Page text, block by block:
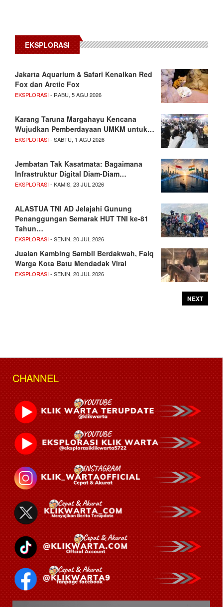
EKSPLORASI
Jakarta Aquarium & Safari Kenalkan Red
Fox dan Arctic Fox
EKSPLORASI- RABU, 5 AGU 2026
Karang Taruna Margahayu Kencana
Wujudkan Pemberdayaan UMKM untuk…
EKSPLORASI- SABTU, 1 AGU 2026
Jembatan Tak Kasatmata: Bagaimana
Infrastruktur Digital Diam-Diam…
EKSPLORASI- KAMIS, 23 JUL 2026
ALASTUA TNI AD Jelajahi Gunung
Penanggungan Semarak HUT TNI ke-81
Tahun…
EKSPLORASI- SENIN, 20 JUL 2026
Jualan Kambing Sambil Berdakwah, Faiq
Warga Kota Batu Mendadak Viral
EKSPLORASI- SENIN, 20 JUL 2026
NEXT
CHANNEL